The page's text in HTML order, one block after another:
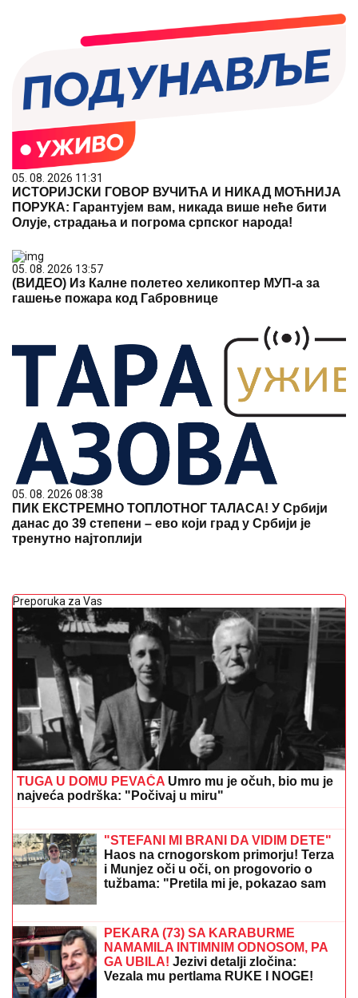
05. 08. 2026 11:31
ИСТОРИЈСКИ ГОВОР ВУЧИЋА И НИКАД МОЋНИЈА
ПОРУКА: Гарантујем вам, никада више неће бити
Олује, страдања и погрома српског народа!
05. 08. 2026 13:57
(ВИДЕО) Из Калне полетео хеликоптер МУП-а за
гашење пожара код Габровнице
05. 08. 2026 08:38
ПИК ЕКСТРЕМНО ТОПЛОТНОГ ТАЛАСА! У Србији
данас до 39 степени – ево који град у Србији је
тренутно најтоплији
Preporuka za Vas
TUGA U DOMU PEVAČA Umro mu je očuh, bio mu je
najveća podrška: "Počivaj u miru"
40 STEPENI:Upaljen crveni
meteoalarm, a u ovim delovima Srbije
se "može disati"
i Munjez oči u oči, on progovorio o
tužbama: "Pretila mi je, pokazao sam
joj dokaze" (VIDEO)